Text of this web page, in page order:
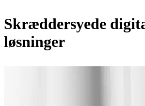
Skræddersyede
løsninger